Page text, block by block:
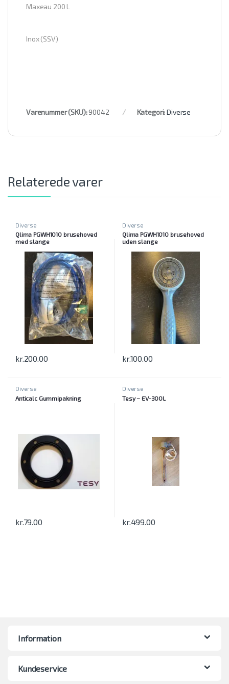
Maxeau 200 L
Inox (SSV)
Varenummer (SKU):90042 Kategori:Diverse
Relaterede varer
Diverse
Qlima PGWH1010 brusehoved
med slange
kr.200.00
Diverse
Qlima PGWH1010 brusehoved
uden slange
kr.100.00
Diverse
Anticalc Gummipakning
kr.79.00
Diverse
Tesy – EV-300L
kr.499.00
Information
Kundeservice